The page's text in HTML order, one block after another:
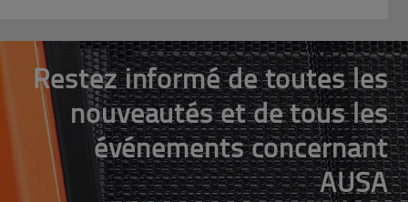
Restez informé de toutes les
nouveautés et de tous les
événements concernant
AUSA